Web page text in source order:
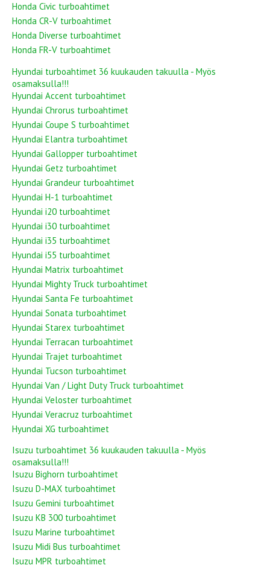
Honda Civic turboahtimet
Honda CR-V turboahtimet
Honda Diverse turboahtimet
Honda FR-V turboahtimet
Hyundai turboahtimet 36 kuukauden takuulla - Myös
osamaksulla!!!
Hyundai Accent turboahtimet
Hyundai Chrorus turboahtimet
Hyundai Coupe S turboahtimet
Hyundai Elantra turboahtimet
Hyundai Gallopper turboahtimet
Hyundai Getz turboahtimet
Hyundai Grandeur turboahtimet
Hyundai H-1 turboahtimet
Hyundai i20 turboahtimet
Hyundai i30 turboahtimet
Hyundai i35 turboahtimet
Hyundai i55 turboahtimet
Hyundai Matrix turboahtimet
Hyundai Mighty Truck turboahtimet
Hyundai Santa Fe turboahtimet
Hyundai Sonata turboahtimet
Hyundai Starex turboahtimet
Hyundai Terracan turboahtimet
Hyundai Trajet turboahtimet
Hyundai Tucson turboahtimet
Hyundai Van / Light Duty Truck turboahtimet
Hyundai Veloster turboahtimet
Hyundai Veracruz turboahtimet
Hyundai XG turboahtimet
Isuzu turboahtimet 36 kuukauden takuulla - Myös
osamaksulla!!!
Isuzu Bighorn turboahtimet
Isuzu D-MAX turboahtimet
Isuzu Gemini turboahtimet
Isuzu KB 300 turboahtimet
Isuzu Marine turboahtimet
Isuzu Midi Bus turboahtimet
Isuzu MPR turboahtimet